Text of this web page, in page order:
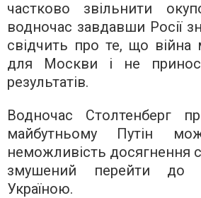
частково звільнити
водночас завдавши Росії
свідчить про те, що війна
для Москви і не
результатів.
Водночас Столтенберг
майбутньому Путін
неможливість досягнення
змушений перейти до
Україною.